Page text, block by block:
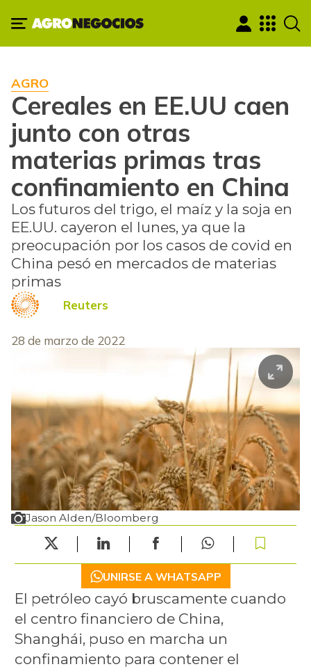
AGRO
Cereales en EE.UU caen
junto con otras
materias primas tras
confinamiento en China
Los futuros del trigo, el maíz y la soja en
EE.UU. cayeron el lunes, ya que la
preocupación por los casos de covid en
China pesó en mercados de materias
primas
Reuters
28 de marzo de 2022
Jason Alden/Bloomberg
UNIRSE A WHATSAPP
El petróleo cayó bruscamente cuando
el centro financiero de China,
Shanghái, puso en marcha un
confinamiento para contener el